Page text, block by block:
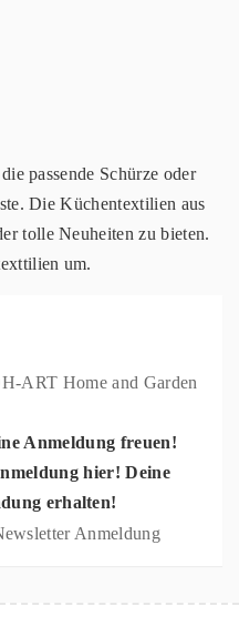
passende Schürze oder
Die Küchentextilien aus
tolle Neuheiten zu bieten.
um.
Anmeldung freuen!
hier! Deine
erhalten!